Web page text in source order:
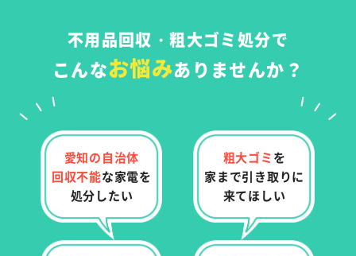
不用品回収・粗大ゴミ処分で
こんなお悩みありませんか？
愛知の自治体
回収不能な家電を
処分したい
粗大ゴミを
家まで引き取りに
来てほしい